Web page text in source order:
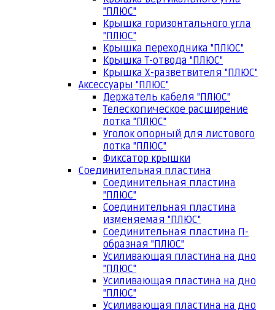
"ПЛЮС"
Крышка горизонтального угла
"ПЛЮС"
Крышка переходника "ПЛЮС"
Крышка Т-отвода "ПЛЮС"
Крышка Х-разветвителя "ПЛЮС"
Аксессуары "ПЛЮС"
Держатель кабеля "ПЛЮС"
Телескопическое расширение
лотка "ПЛЮС"
Уголок опорный для листового
лотка "ПЛЮС"
Фиксатор крышки
Соединительная пластина
Соединительная пластина
"ПЛЮС"
Соединительная пластина
изменяемая "ПЛЮС"
Соединительная пластина П-
образная "ПЛЮС"
Усиливающая пластина на дно
"ПЛЮС"
Усиливающая пластина на дно
"ПЛЮС"
Усиливающая пластина на дно